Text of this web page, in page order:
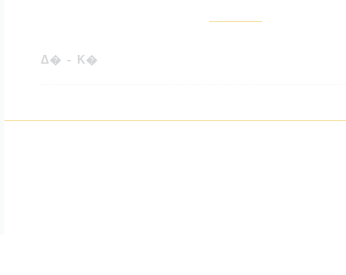
Δ� - Κ�